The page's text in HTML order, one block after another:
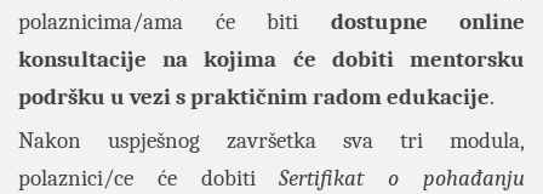
polaznicima/ama će biti dostupne online
konsultacije na kojima će dobiti mentorsku
podršku u vezi s praktičnim radom edukacije.
Nakon uspješnog završetka sva tri modula,
polaznici/ce će dobitiSertifikat o pohađanju